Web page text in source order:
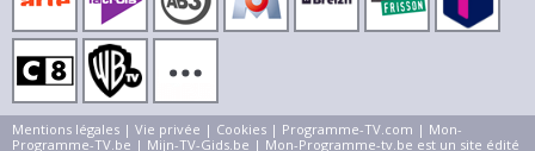
Mentions légales | Vie privée | Cookies | Programme-TV.com | Mon-
Programme-TV.be | Mijn-TV-Gids.be | Mon-Programme-tv.be est un site édité